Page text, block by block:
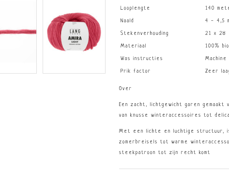
Looplengte 140
Naald 4 - 4,5
Stekenverhouding 21 x 28
Materiaal 100%
Was instructies
Prik factor Zeer
Over
Een zacht, lichtgewicht garen
van knusse winteraccessoires tot
Met een lichte en luchtige structuur,
zomerbreisels tot warme
steekpatroon tot zijn recht komt